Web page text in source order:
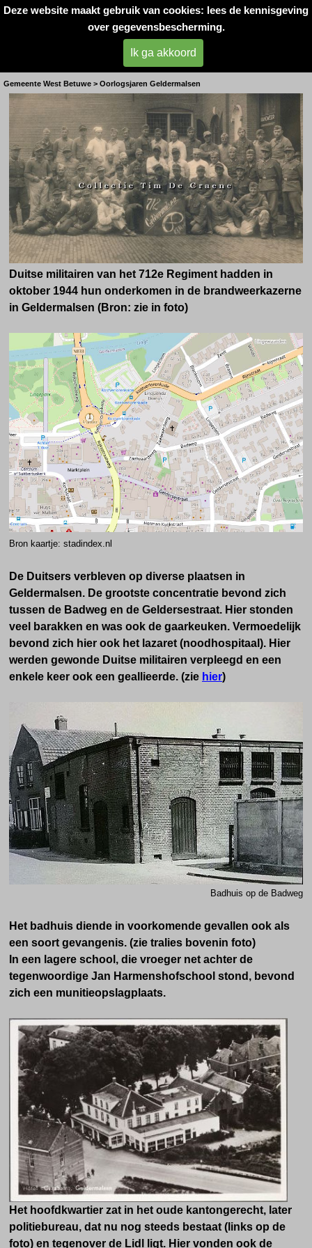
Deze website maakt gebruik van cookies: lees de kennisgeving
over gegevensbescherming.
Ik ga akkoord
Oorlogsslachtoffers
West- Betuwe
Duitse troepen in Geldermalsen
Gemeente West Betuwe > Oorlogsjaren Geldermalsen
Duitse militairen van het 712e Regiment hadden in
oktober 1944 hun onderkomen in de brandweerkazerne
in Geldermalsen (Bron: zie in foto)
Bron kaartje: stadindex.nl
De Duitsers verbleven op diverse plaatsen in
Geldermalsen. De grootste concentratie bevond zich
tussen de Badweg en de Geldersestraat. Hier stonden
veel barakken en was ook de gaarkeuken. Vermoedelijk
bevond zich hier ook het lazaret (noodhospitaal). Hier
werden gewonde Duitse militairen verpleegd en een
enkele keer ook een geallieerde. (zie hier)
Badhuis op de Badweg
Het badhuis diende in voorkomende gevallen ook als
een soort gevangenis. (zie tralies bovenin foto)
In een lagere school, die vroeger net achter de
tegenwoordige Jan Harmenshofschool stond, bevond
zich een munitieopslagplaats.
Het hoofdkwartier zat in het oude kantongerecht, later
politiebureau, dat nu nog steeds bestaat (links op de
foto) en tegenover de Lidl ligt. Hier vonden ook de